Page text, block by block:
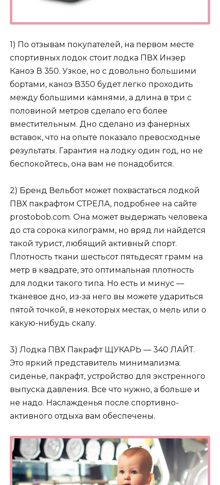
1) По отзывам покупателей, на первом месте
спортивных лодок стоит лодка ПВХ Инзер
Каноэ В 350. Узкое, но с довольно большими
бортами, каноэ В350 будет легко проходить
между большими камнями, а длина в три с
половиной метров сделало его более
вместительным. Дно сделано из фанерных
вставок, что на опыте показало превосходные
результаты. Гарантия на лодку один год, но не
беспокойтесь, она вам не понадобится.
2) Бренд Вельбот может похвастаться лодкой
ПВХ пакрафтом СТРЕЛА, подробнее на сайте
prostobob.com. Она может выдержать человека
до ста сорока килограмм, но вряд ли найдется
такой турист, любящий активный спорт.
Плотность ткани шестьсот пятьдесят грамм на
метр в квадрате, это оптимальная плотность
для лодки такого типа. Но есть и минус —
тканевое дно, из-за него вы можете удариться
пятой точкой, в некоторых местах, о мель или о
какую-нибудь скалу.
3) Лодка ПВХ Пакрафт ЩУКАРЬ — 340 ЛАЙТ.
Это яркий представитель минимализма:
сиденье, пакрафт, устройство для экстренного
выпуска давления. Все что нужно, а больше и
не надо. Наслажденья после спортивно-
активного отдыха вам обеспечены.